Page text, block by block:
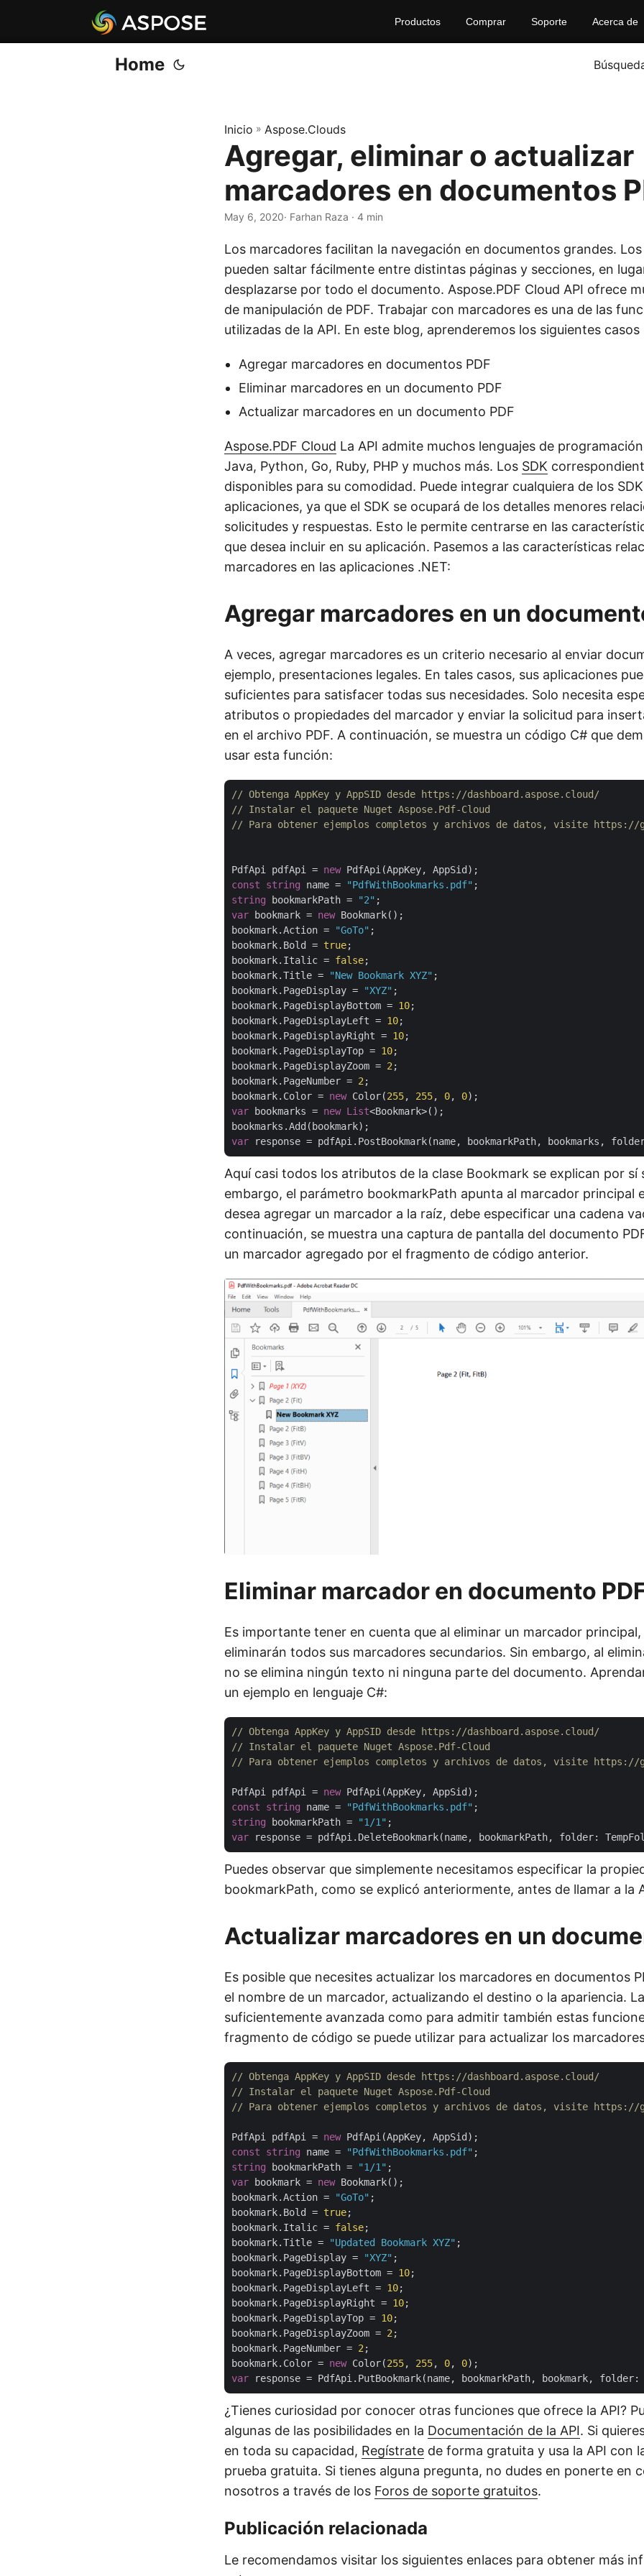
Productos Comprar Soporte Acerca de
Home
Inicio » Aspose.Clouds
Agregar, eliminar o actualizar
marcadores en documentos
May 6, 2020· Farhan Raza · 4 min
Los marcadores facilitan la navegación en documentos grandes.
pueden saltar fácilmente entre distintas páginas y secciones, en
desplazarse por todo el documento. Aspose.PDF Cloud API ofrece
de manipulación de PDF. Trabajar con marcadores es una de las
utilizadas de la API. En este blog, aprenderemos los siguientes casos
Agregar marcadores en documentos PDF
Eliminar marcadores en un documento PDF
Actualizar marcadores en un documento PDF
Aspose.PDF Cloud La API admite muchos lenguajes de
Java, Python, Go, Ruby, PHP y muchos más. Los SDK
disponibles para su comodidad. Puede integrar cualquiera de los
aplicaciones, ya que el SDK se ocupará de los detalles menores
solicitudes y respuestas. Esto le permite centrarse en las
que desea incluir en su aplicación. Pasemos a las características
marcadores en las aplicaciones .NET:
Agregar marcadores en un
A veces, agregar marcadores es un criterio necesario al enviar
ejemplo, presentaciones legales. En tales casos, sus aplicaciones
suficientes para satisfacer todas sus necesidades. Solo necesita
atributos o propiedades del marcador y enviar la solicitud para
en el archivo PDF. A continuación, se muestra un código C# que
usar esta función:
// Obtenga AppKey y AppSID desde https://dashboard.aspose.cloud/
// Instalar el paquete Nuget Aspose.Pdf-Cloud
// Para obtener ejemplos completos y archivos de datos, visite https://
PdfApi pdfApi = new
const
string name = "PdfWithBookmarks.pdf"
string bookmarkPath = "2"
var bookmark = new Bookmark();
bookmark.Action =
"GoTo" ;
bookmark.Bold = true;
bookmark.Italic = false;
bookmark.Title =
"New Bookmark XYZ" ;
bookmark.PageDisplay =
"XYZ" ;
bookmark.PageDisplayBottom = 10;
bookmark.PageDisplayLeft = 10;
bookmark.PageDisplayRight = 10;
bookmark.PageDisplayTop = 10;
bookmark.PageDisplayZoom = 2 ;
bookmark.PageNumber = 2 ;
bookmark.Color = new Color(255, 255, 0, 0
var bookmarks = new List<Bookmark>();
var
Aquí casi todos los atributos de la clase Bookmark se explican por sí
embargo, el parámetro bookmarkPath apunta al marcador principal
desea agregar un marcador a la raíz, debe especificar una cadena
continuación, se muestra una captura de pantalla del documento
un marcador agregado por el fragmento de código anterior.
Eliminar marcador en documento
Es importante tener en cuenta que al eliminar un marcador
eliminarán todos sus marcadores secundarios. Sin embargo, al
no se elimina ningún texto ni ninguna parte del documento.
un ejemplo en lenguaje C#:
// Obtenga AppKey y AppSID desde https://dashboard.aspose.cloud/
// Instalar el paquete Nuget Aspose.Pdf-Cloud
// Para obtener ejemplos completos y archivos de datos, visite https://
PdfApi pdfApi = new
const
string name = "PdfWithBookmarks.pdf"
string bookmarkPath = "1/1"
var
Puedes observar que simplemente necesitamos especificar la
bookmarkPath, como se explicó anteriormente, antes de llamar a la
Actualizar marcadores en un
Es posible que necesites actualizar los marcadores en documentos
el nombre de un marcador, actualizando el destino o la apariencia.
suficientemente avanzada como para admitir también estas
fragmento de código se puede utilizar para actualizar los
// Obtenga AppKey y AppSID desde https://dashboard.aspose.cloud/
// Instalar el paquete Nuget Aspose.Pdf-Cloud
// Para obtener ejemplos completos y archivos de datos, visite https://
PdfApi pdfApi = new
const
string name = "PdfWithBookmarks.pdf"
string bookmarkPath = "1/1"
var bookmark = new Bookmark();
bookmark.Action =
"GoTo" ;
bookmark.Bold = true;
bookmark.Italic = false;
bookmark.Title =
"Updated Bookmark XYZ" ;
bookmark.PageDisplay =
"XYZ" ;
bookmark.PageDisplayBottom = 10;
bookmark.PageDisplayLeft = 10;
bookmark.PageDisplayRight = 10;
bookmark.PageDisplayTop = 10;
bookmark.PageDisplayZoom = 2 ;
bookmark.PageNumber = 2 ;
bookmark.Color = new Color(255, 255, 0, 0
var
¿Tienes curiosidad por conocer otras funciones que ofrece la API?
algunas de las posibilidades en la Documentación de la API. Si
en toda su capacidad, Regístrate de forma gratuita y usa la API con
prueba gratuita. Si tienes alguna pregunta, no dudes en ponerte en
nosotros a través de los Foros de soporte gratuitos.
Publicación relacionada
Le recomendamos visitar los siguientes enlaces para obtener más